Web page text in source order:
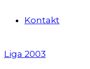
Kontakt
Liga 2003